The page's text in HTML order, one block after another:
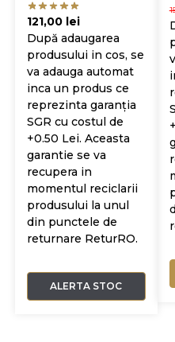
121,00 lei
După adaugarea
produsului in cos, se
va adauga automat
inca un produs ce
reprezinta garanția
SGR cu costul de
+0.50 Lei. Aceasta
garantie se va
recupera in
momentul reciclarii
produsului la unul
din punctele de
returnare ReturRO.
ALERTA STOC